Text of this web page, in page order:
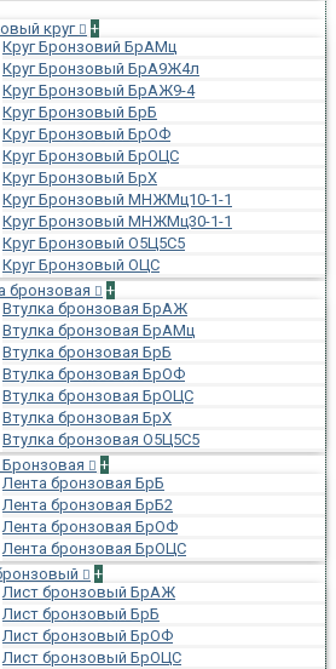
круг
+
Круг Бронзовий БрАМц
Круг Бронзовый БрА9Ж4л
Круг Бронзовый БрАЖ9-4
Круг Бронзовый БрБ
Круг Бронзовый БрОФ
Круг Бронзовый БрОЦС
Круг Бронзовый БрХ
Круг Бронзовый МНЖМц10-1-1
Круг Бронзовый МНЖМц30-1-1
Круг Бронзовый О5Ц5С5
Круг Бронзовый ОЦС
бронзовая
+
Втулка бронзовая БрАЖ
Втулка бронзовая БрАМц
Втулка бронзовая БрБ
Втулка бронзовая БрОФ
Втулка бронзовая БрОЦС
Втулка бронзовая БрХ
Втулка бронзовая О5Ц5С5
+
Лента бронзовая БрБ
Лента бронзовая БрБ2
Лента бронзовая БрОФ
Лента бронзовая БрОЦС
+
Лист бронзовый БрАЖ
Лист бронзовый БрБ
Лист бронзовый БрОФ
Лист бронзовый БрОЦС